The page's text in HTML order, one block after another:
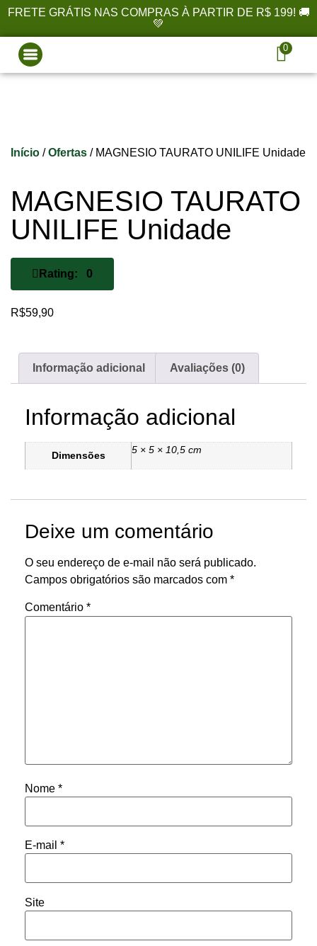
FRETE GRÁTIS NAS COMPRAS À PARTIR DE R$ 199! 🚚
💚
0
Início /Ofertas / MAGNESIO TAURATO UNILIFE Unidade
MAGNESIO TAURATO
UNILIFE Unidade
Rating: 0
R$59,90
Informação adicional Avaliações (0)
Informação adicional
Dimensões 5 × 5 × 10,5 cm
Deixe um comentário
O seu endereço de e-mail não será publicado.
Campos obrigatórios são marcados com *
Comentário *
Nome *
E-mail *
Site